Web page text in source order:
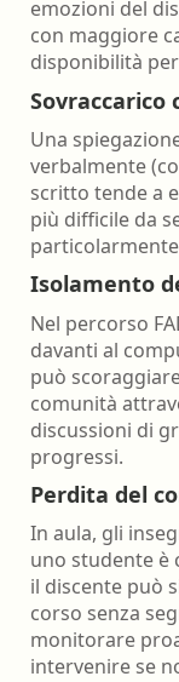
emozioni del
con maggiore
disponibilità
Una
verbalmente
scritto tende a
più difficile da
Isolamento
Nel percorso
davanti al
può
comunità
discussioni di
progressi.
Perdita del
In aula, gli
uno studente è
il discente può
corso senza
monitorare
intervenire se